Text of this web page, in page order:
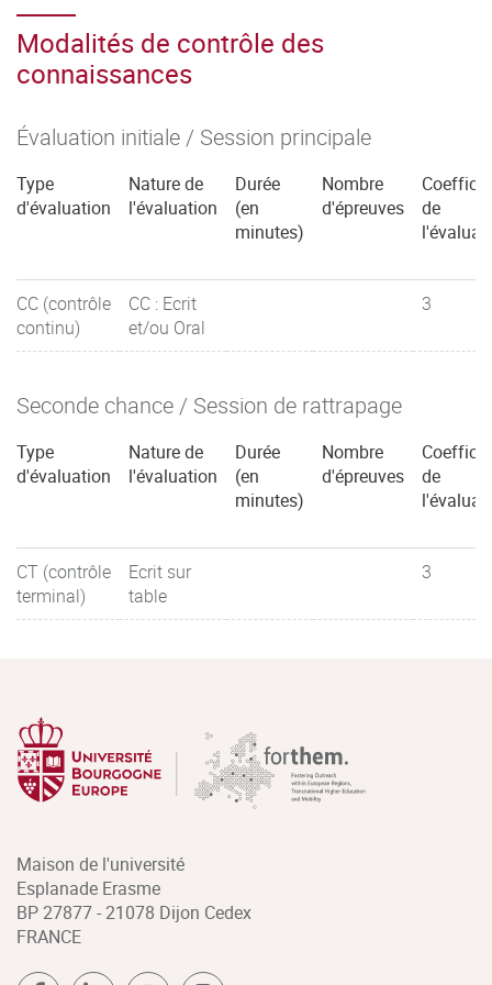
Modalités de contrôle des
connaissances
Évaluation initiale / Session principale
Type
d'évaluation
Nature de
l'évaluation
Durée
(en
minutes)
Nombre
d'épreuves
de
CC (contrôle
continu)
CC : Ecrit
et/ou Oral
3
Seconde chance / Session de rattrapage
Type
d'évaluation
Nature de
l'évaluation
Durée
(en
minutes)
Nombre
d'épreuves
de
CT (contrôle
terminal)
Ecrit sur
table
3
Maison de l'université
Esplanade Erasme
BP 27877 - 21078 Dijon Cedex
FRANCE